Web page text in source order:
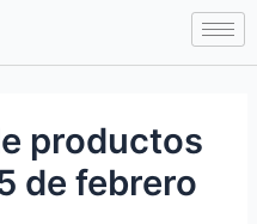
productos
de febrero